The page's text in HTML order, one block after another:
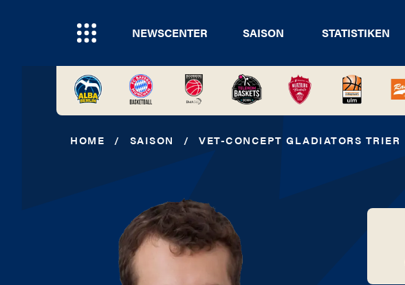
NEWSCENTER SAISON STATISTIKEN
HOME / SAISON / VET-CONCEPT GLADIATORS TRIER